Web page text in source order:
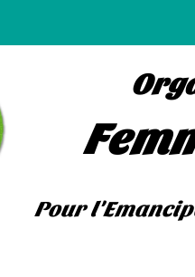
Pour